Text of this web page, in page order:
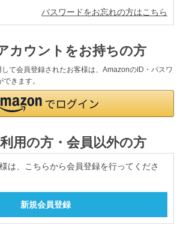
パスワードをお忘れの方はこちら
カウントをお持ちの方
て会員登録されたお客様は、AmazonのID・パスワ
きます。
用の方・会員以外の方
は、こちらから会員登録を行ってくださ